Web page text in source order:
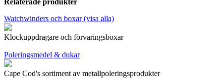
Watchwinders och boxar (visa alla)
Klockuppdragare och förvaringsboxar
Poleringsmedel & dukar
Cape Cod's sortiment av metallpoleringsprodukter